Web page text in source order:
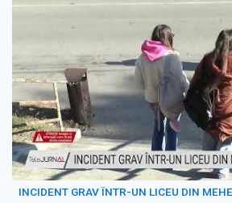
INCIDENT GRAV ÎNTR-UN LICEU DIN